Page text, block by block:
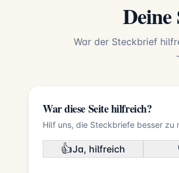
War der Steckbrief
War diese Seite hilfreich?
Hilf uns, die Steckbriefe besser zu
👍Ja, hilfreich